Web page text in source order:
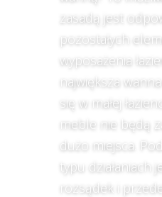
zasadą jest
pozostałych
wyposażenia
największa
się w małej
meble nie będą
dużo miejsca.
typu działaniach
rozsądek i